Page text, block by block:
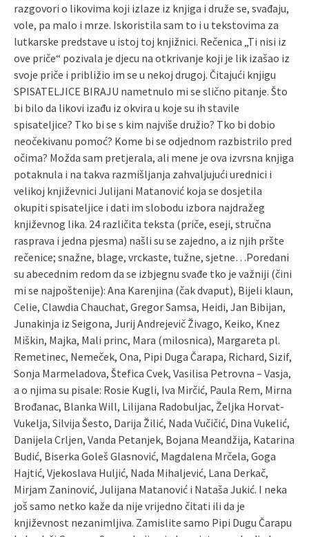
razgovori o likovima koji izlaze iz knjiga i druže se, svađaju,
vole, pa malo i mrze. Iskoristila sam to i u tekstovima za
lutkarske predstave u istoj toj knjižnici. Rečenica „Ti nisi iz
ove priče“ pozivala je djecu na otkrivanje koji je lik izašao iz
svoje priče i približio im se u nekoj drugoj. Čitajući knjigu
SPISATELJICE BIRAJU nametnulo mi se slično pitanje. Što
bi bilo da likovi izađu iz okvira u koje su ih stavile
spisateljice? Tko bi se s kim najviše družio? Tko bi dobio
neočekivanu pomoć? Kome bi se odjednom razbistrilo pred
očima? Možda sam pretjerala, ali mene je ova izvrsna knjiga
potaknula i na takva razmišljanja zahvaljujući urednici i
velikoj književnici Julijani Matanović koja se dosjetila
okupiti spisateljice i dati im slobodu izbora najdražeg
književnog lika. 24 različita teksta (priče, eseji, stručna
rasprava i jedna pjesma) našli su se zajedno, a iz njih pršte
rečenice; snažne, blage, vrckaste, tužne, sjetne…Poredani
su abecednim redom da se izbjegnu svađe tko je važniji (čini
mi se najpoštenije): Ana Karenjina (čak dvaput), Bijeli klaun,
Celie, Clawdia Chauchat, Gregor Samsa, Heidi, Jan Bibijan,
Junakinja iz Seigona, Jurij Andrejevič Živago, Keiko, Knez
Miškin, Majka, Mali princ, Mara (milosnica), Margareta pl.
Remetinec, Nemeček, Ona, Pipi Duga Čarapa, Richard, Sizif,
Sonja Marmeladova, Štefica Cvek, Vasilisa Petrovna – Vasja,
a o njima su pisale: Rosie Kugli, Iva Mirčić, Paula Rem, Mirna
Brođanac, Blanka Will, Lilijana Radobuljac, Željka Horvat-
Vukelja, Silvija Šesto, Darija Žilić, Nada Vučičić, Dina Vukelić,
Danijela Crljen, Vanda Petanjek, Bojana Meandžija, Katarina
Budić, Biserka Goleš Glasnović, Magdalena Mrčela, Goga
Hajtić, Vjekoslava Huljić, Nada Mihaljević, Lana Derkač,
Mirjam Zaninović, Julijana Matanović i Nataša Jukić. I neka
još samo netko kaže da nije vrijedno čitati ili da je
književnost nezanimljiva. Zamislite samo Pipi Dugu Čarapu